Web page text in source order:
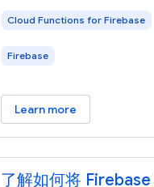
工作流程始终至关重要。
Cloud Functions for Firebase
Firebase
Learn more
了解如何将 Firebase